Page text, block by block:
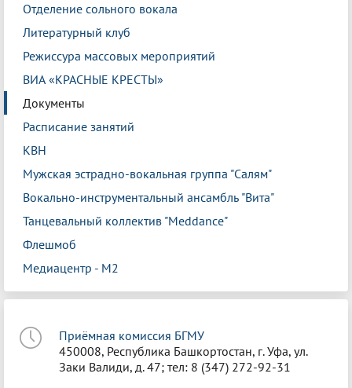
Отделение сольного вокала
Литературный клуб
Режиссура массовых мероприятий
ВИА «КРАСНЫЕ КРЕСТЫ»
Документы
Расписание занятий
КВН
Мужская эстрадно-вокальная группа "Салям"
Вокально-инструментальный ансамбль "Вита"
Танцевальный коллектив "Meddance"
Флешмоб
Медиацентр - М2
Приёмная комиссия БГМУ
450008, Республика Башкортостан, г. Уфа, ул.
Заки Валиди, д. 47; тел: 8 (347) 272-92-31